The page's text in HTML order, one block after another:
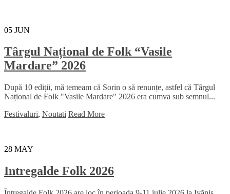
05 JUN
Târgul Național de Folk “Vasile
Mardare” 2026
După 10 ediții, mă temeam că Sorin o să renunțe, astfel că Târgul
Național de Folk "Vasile Mardare" 2026 era cumva sub semnul...
Festivaluri, Noutati Read More
28 MAY
Intregalde Folk 2026